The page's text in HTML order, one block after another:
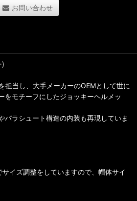
お問い合わせ
)
担当し、大手メーカーのOEMとして世に
をモチーフにしたジョッキーヘルメッ
パラシュート構造の内装も再現していま
イズ調整をしていますので、帽体サイ